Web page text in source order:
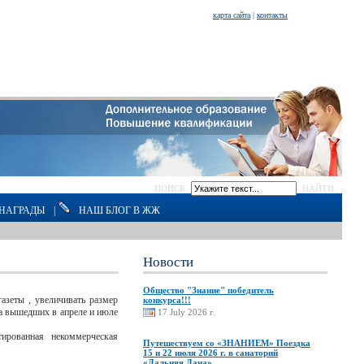
карта сайта | контакты
ПОИСК НАЙТИ
НАШ БЛОГ В ЖЖ
, увеличивать размер
вышедших в апреле и июле
некоммерческая
Новости
Общество "Знание" победитель
конкурса!!!
17 July 2026 г.
Путешествуем со «ЗНАНИЕМ» Поездка
15 и 22 июля 2026 г. в санаторий